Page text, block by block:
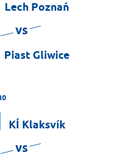
Lech Poznań
vs
Piast Gliwice
KÍ Klaksvík
vs